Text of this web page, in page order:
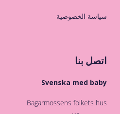
سياسة الخصوصية
اتصل بنا
Svenska med baby
Bagarmossens folkets hus